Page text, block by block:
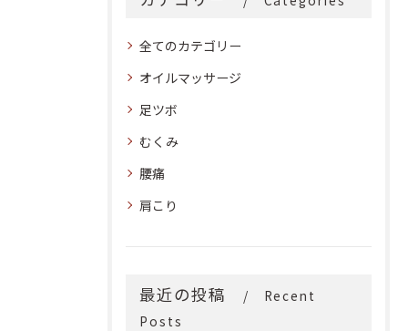
全てのカテゴリー
オイルマッサージ
足ツボ
むくみ
腰痛
肩こり
最近の投稿
Recent
Posts